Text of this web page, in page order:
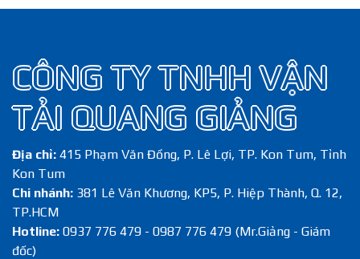
CÔNG TY TNHH VẬN
TẢI QUANG GIẢNG
Địa chỉ: 415 Phạm Văn Đồng, P. Lê Lợi, TP. Kon Tum, Tỉnh
Kon Tum
Chi nhánh: 381 Lê Văn Khương, KP5, P. Hiệp Thành, Q. 12,
TP.HCM
Hotline: 0937 776 479 - 0987 776 479 (Mr.Giảng - Giám
đốc)